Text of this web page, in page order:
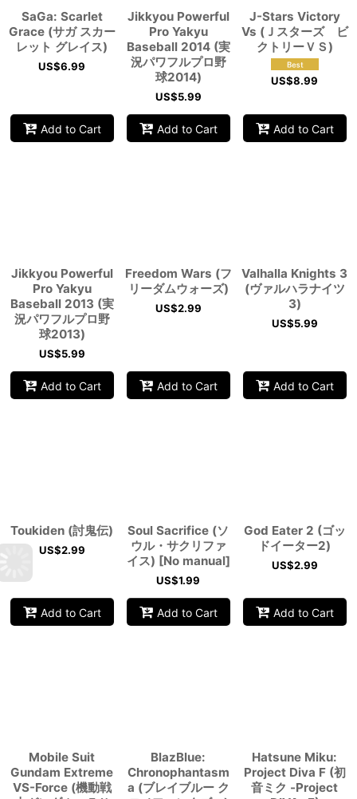
SaGa: Scarlet
Grace (サガ スカー
レット グレイス)
US$6.99
Add to Cart
Jikkyou Powerful
Pro Yakyu
Baseball 2014 (実
況パワフルプロ野
球2014)
US$5.99
Add to Cart
J-Stars Victory
Vs (Ｊスターズ ビ
クトリーＶＳ)
US$8.99
Add to Cart
Jikkyou Powerful
Pro Yakyu
Baseball 2013 (実
況パワフルプロ野
球2013)
US$5.99
Add to Cart
Freedom Wars (フ
リーダムウォーズ)
US$2.99
Add to Cart
Valhalla Knights 3
(ヴァルハラナイツ
3)
US$5.99
Add to Cart
Toukiden (討鬼伝)
US$2.99
Add to Cart
Soul Sacrifice (ソ
ウル・サクリファ
イス) [No manual]
US$1.99
Add to Cart
God Eater 2 (ゴッ
ドイーター2)
US$2.99
Add to Cart
Mobile Suit
Gundam Extreme
VS-Force (機動戦
BlazBlue:
Chronophantasm
a (ブレイブルー ク
Hatsune Miku:
Project Diva F (初
音ミク -Project